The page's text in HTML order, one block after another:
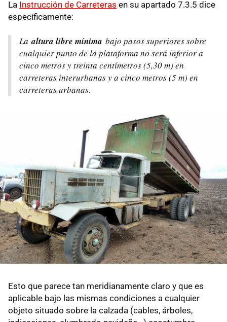
La Instrucción de Carreteras en su apartado 7.3.5 dice
específicamente:
Laaltura libre mínima bajo pasos superiores sobre
cualquier punto de la plataforma no será inferior a
cinco metros y treinta centímetros (5,30 m) en
carreteras interurbanas y a cinco metros (5 m) en
carreteras urbanas.
Esto que parece tan meridianamente claro y que es
aplicable bajo las mismas condiciones a cualquier
objeto situado sobre la calzada (cables, árboles,